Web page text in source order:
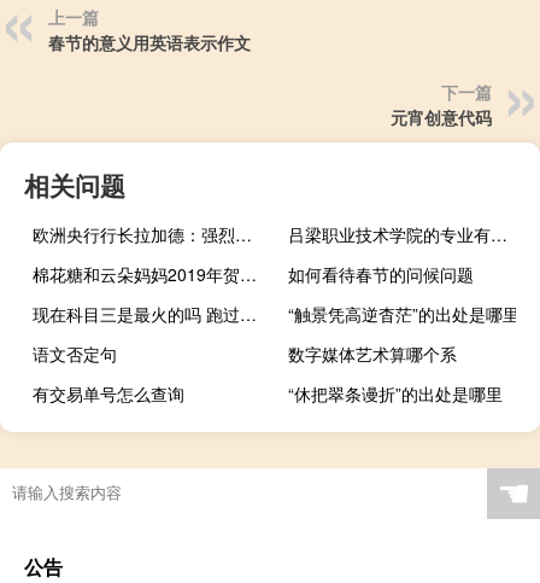
上一篇
春节的意义用英语表示作文
下一篇
元宵创意代码
相关问题
欧洲央行行长拉加德：强烈支持欧盟委员会在新财政框架中的目标
吕梁职业技术学院的专业有哪些
棉花糖和云朵妈妈2019年贺岁片（棉花糖和云朵妈妈2）
如何看待春节的问候问题
现在科目三是最火的吗 跑过全国最火的科目三
“触景凭高逆杳茫”的出处是哪里
语文否定句
数字媒体艺术算哪个系
有交易单号怎么查询
“休把翠条谩折”的出处是哪里
☚
公告